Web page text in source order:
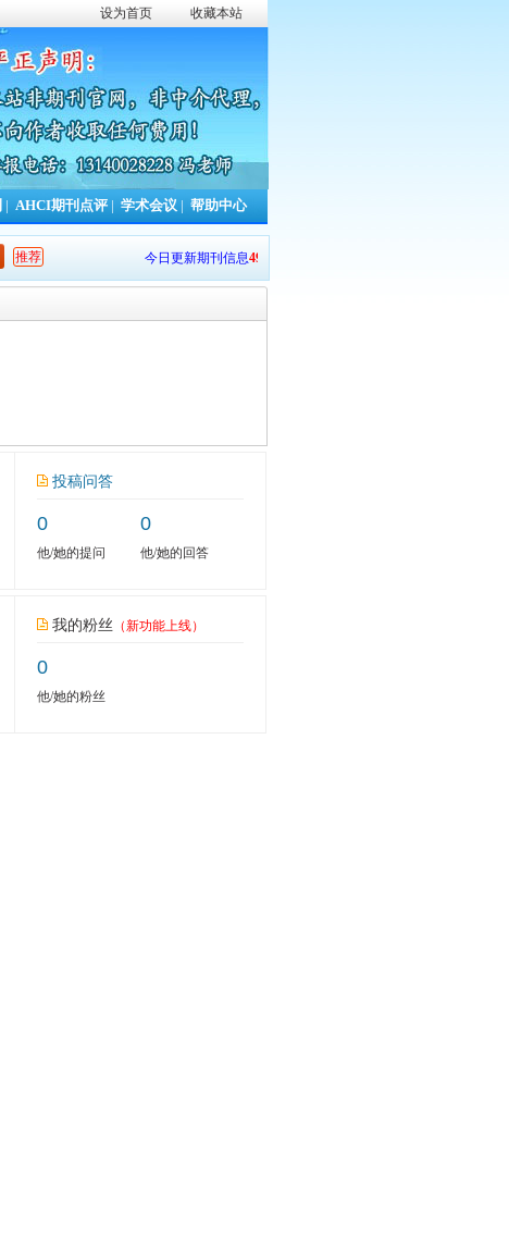
设为首页 收藏本站
AHCI期刊点评 学术会议 帮助中心
推荐 今日更新期刊信息 49条，本周累计更新
投稿问答
0
他/她的提问
0
他/她的回答
我的粉丝 （新功能上线）
0
他/她的粉丝